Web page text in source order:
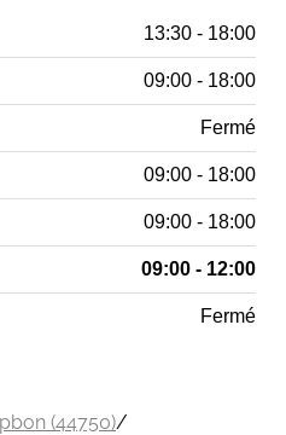
13:30 - 18:00
09:00 - 18:00
Fermé
09:00 - 18:00
09:00 - 18:00
09:00 - 12:00
Fermé
(44750)/